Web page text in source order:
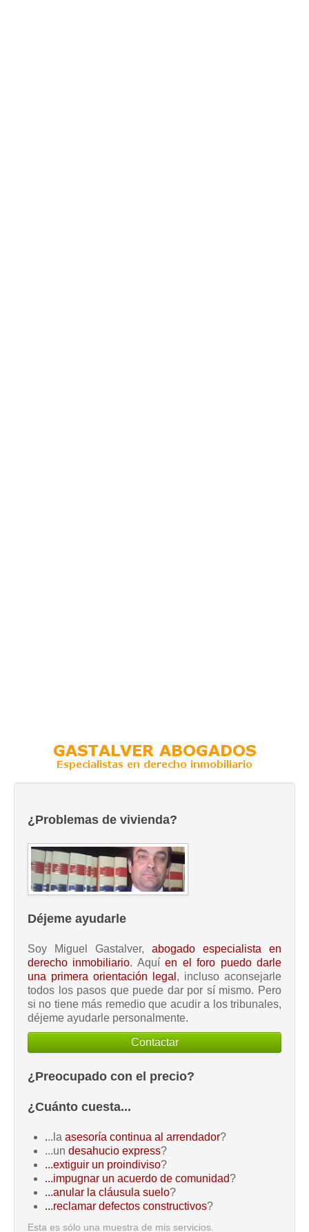
¿Problemas de vivienda?
Déjeme ayudarle
Soy Miguel Gastalver, abogado especialista en
derecho inmobiliario. Aquíen el foro puedo darle
una primera orientación legal , incluso aconsejarle
todos los pasos que puede dar por sí mismo. Pero
si no tiene más remedio que acudir a los tribunales,
déjeme ayudarle personalmente.
Contactar
¿Preocupado con el precio?
¿Cuánto cuesta...
...la asesoría continua al arrendador?
...un desahucio express?
...extiguir un proindiviso?
...impugnar un acuerdo de comunidad?
...anular la cláusula suelo?
...reclamar defectos constructivos?
Esta es sólo una muestra de mis servicios.